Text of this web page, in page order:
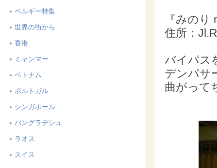
ベルギー特集
世界の街から
香港
ミャンマー
ベトナム
ポルトガル
シンガポール
バングラデシュ
ラオス
スイス
『みの
住所：
バイパス
デンパサ
曲がって